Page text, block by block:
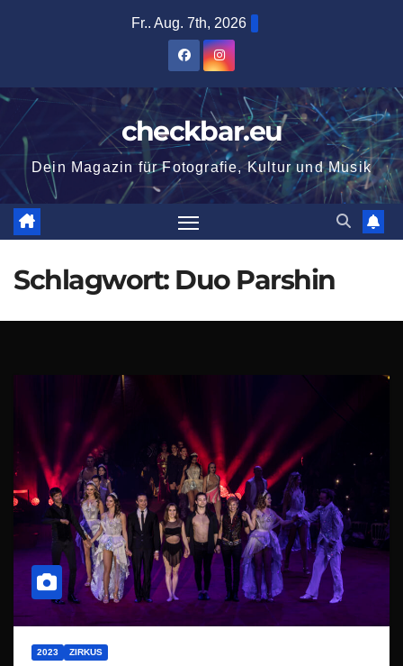
Fr.. Aug. 7th, 2026
checkbar.eu
Dein Magazin für Fotografie, Kultur und Musik
Schlagwort: Duo Parshin
2023 ZIRKUS